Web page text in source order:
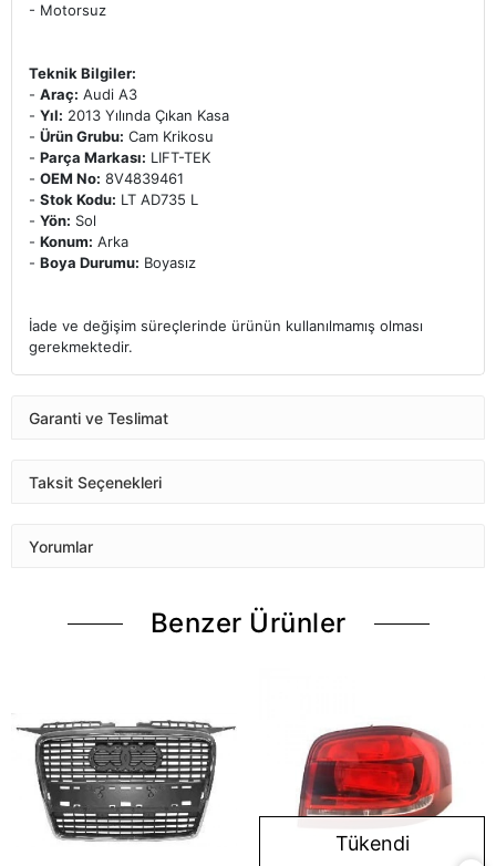
- Motorsuz
Teknik Bilgiler:
- Araç: Audi A3
- Yıl: 2013 Yılında Çıkan Kasa
- Ürün Grubu: Cam Krikosu
- Parça Markası: LIFT-TEK
- OEM No: 8V4839461
- Stok Kodu: LT AD735 L
- Yön: Sol
- Konum: Arka
- Boya Durumu: Boyasız
İade ve değişim süreçlerinde ürünün kullanılmamış olması
gerekmektedir.
Garanti ve Teslimat
Taksit Seçenekleri
Yorumlar
Benzer Ürünler
Tükendi